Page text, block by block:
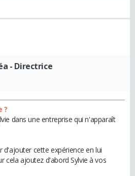
- Directrice
?
dans une entreprise qui n'apparaît
d'ajouter cette expérience en lui
cela ajoutez d'abord Sylvie à vos